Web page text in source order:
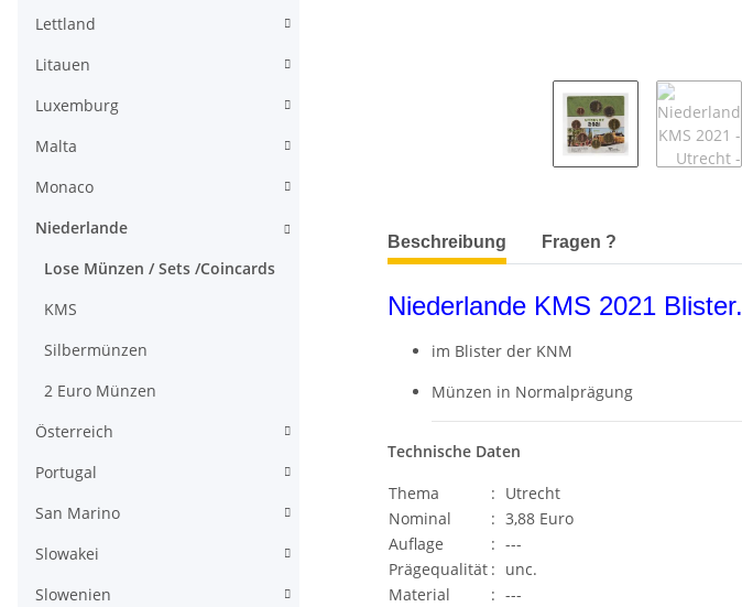
weitere Registerkarten anzeigen
Beschreibung Fragen ?
Niederlande KMS 2021 Blister.
im Blister der KNM
Münzen in Normalprägung
Technische Daten
Thema
: Utrecht
Nominal
: 3,88 Euro
Auflage
: ---
Prägequalität : unc.
Material
: ---
Lettland
Litauen
Luxemburg
Malta
Monaco
Niederlande
Lose Münzen / Sets /Coincards
KMS
Silbermünzen
2 Euro Münzen
Österreich
Portugal
San Marino
Slowakei
Slowenien